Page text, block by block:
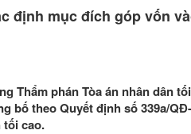
định mục đích góp vốn
Thẩm phán Tòa án nhân dân
bố theo Quyết định số 339a/
tối cao.